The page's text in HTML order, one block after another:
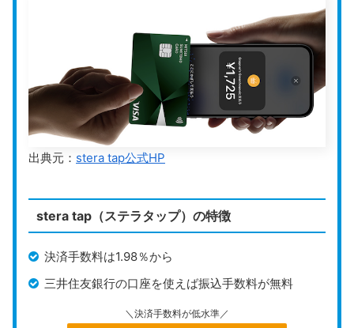
「Airペイ」の一部として展開されてい
る、iPhone対応のタッチ決済アプリです。初期費用や
月額料金は不要で、決済手数料も2.48％からと低コス
トではじめられます。
申し込みから最短15分で審査が完了し、その日のうちに
利用を開始できるのも魅力です。iPhoneにアプリを入
れるだけで、主要なクレジットカードやQRコード決済
計業務の効率化にもつながります。
導入サポートも充実しており、小規模店舗
さのバランスが取れたサービスです。
出典元： stera tap公式HP
stera tap（ステラタップ）の特徴
決済手数料は1.98％から
三井住友銀行の口座を使えば振込手数料が無料
＼決済手数料が低水準／